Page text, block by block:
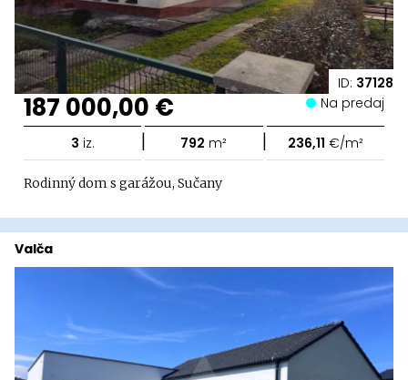
ID: 37128
187 000,00 € Na predaj
3 iz. | 792 m² | 236,11 €/m²
Rodinný dom s garážou, Sučany
Valča